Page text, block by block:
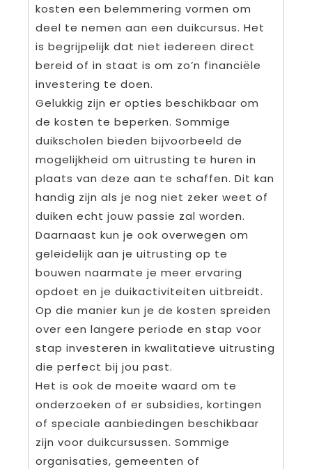
kosten een belemmering vormen om
deel te nemen aan een duikcursus. Het
is begrijpelijk dat niet iedereen direct
bereid of in staat is om zo’n financiële
investering te doen.
Gelukkig zijn er opties beschikbaar om
de kosten te beperken. Sommige
duikscholen bieden bijvoorbeeld de
mogelijkheid om uitrusting te huren in
plaats van deze aan te schaffen. Dit kan
handig zijn als je nog niet zeker weet of
duiken echt jouw passie zal worden.
Daarnaast kun je ook overwegen om
geleidelijk aan je uitrusting op te
bouwen naarmate je meer ervaring
opdoet en je duikactiviteiten uitbreidt.
Op die manier kun je de kosten spreiden
over een langere periode en stap voor
stap investeren in kwalitatieve uitrusting
die perfect bij jou past.
Het is ook de moeite waard om te
onderzoeken of er subsidies, kortingen
of speciale aanbiedingen beschikbaar
zijn voor duikcursussen. Sommige
organisaties, gemeenten of